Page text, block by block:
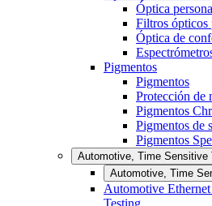
Óptica
Filtros ópticos
Óptica de
Pigmentos
Pigmentos
Protección de
Pigmentos
Pigmentos de
Pigmentos
Automotive, Time Sensitive
Automotive, Time
Automotive